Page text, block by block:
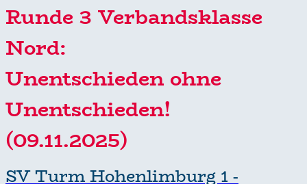
Runde 3 Verbandsklasse
Nord:
Unentschieden ohne
Unentschieden!
(09.11.2025)
SV Turm Hohenlimburg 1 -